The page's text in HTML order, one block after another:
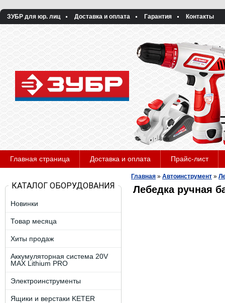
ЗУБР для юр. лиц Доставка и оплата Гарантия Контакты
Главная страница Доставка и оплата Прайс-лист
КАТАЛОГ ОБОРУДОВАНИЯ
Новинки
Товар месяца
Хиты продаж
Аккумуляторная система 20V
MAX Lithium PRO
Электроинструменты
Ящики и верстаки KETER
Главная » Автоинструмент »
Лебедка ручная